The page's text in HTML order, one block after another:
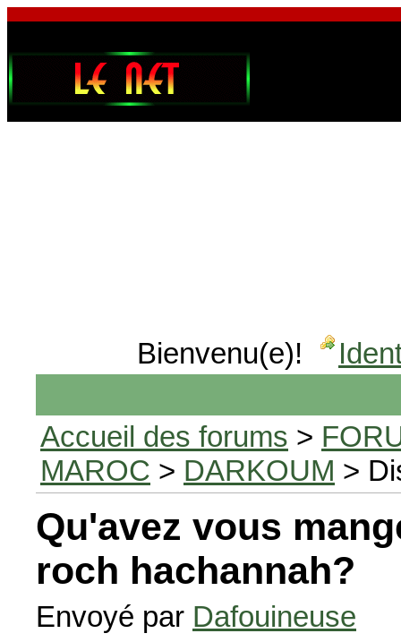
Bienvenu(e)!
Accueil des forums >
MAROC > DARKOUM >
Qu'avez vous
roch hachannah?
Envoyé par Dafouineuse